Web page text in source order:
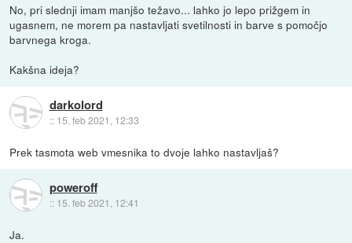
No, pri slednji imam manjšo težavo... lahko jo lepo prižgem in
ugasnem, ne morem pa nastavljati svetilnosti in barve s pomočjo
barvnega kroga.
Kakšna ideja?
darkolord
:: 15. feb 2021, 12:33
Prek tasmota web vmesnika to dvoje lahko nastavljaš?
poweroff
:: 15. feb 2021, 12:41
Ja.